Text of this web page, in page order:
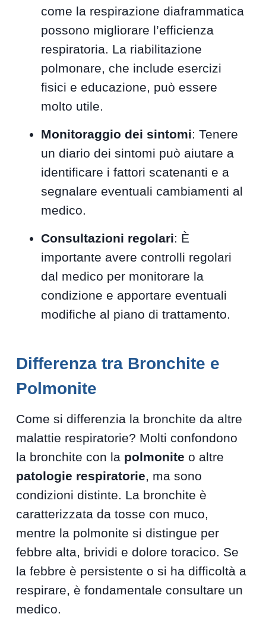
come la respirazione diaframmatica
possono migliorare l’efficienza
respiratoria. La riabilitazione
polmonare, che include esercizi
fisici e educazione, può essere
molto utile.
Monitoraggio dei sintomi: Tenere
un diario dei sintomi può aiutare a
identificare i fattori scatenanti e a
segnalare eventuali cambiamenti al
medico.
Consultazioni regolari: È
importante avere controlli regolari
dal medico per monitorare la
condizione e apportare eventuali
modifiche al piano di trattamento.
Differenza tra Bronchite e
Polmonite
Come si differenzia la bronchite da altre
malattie respiratorie? Molti confondono
la bronchite con la polmonite o altre
patologie respiratorie, ma sono
condizioni distinte. La bronchite è
caratterizzata da tosse con muco,
mentre la polmonite si distingue per
febbre alta, brividi e dolore toracico. Se
la febbre è persistente o si ha difficoltà a
respirare, è fondamentale consultare un
medico.